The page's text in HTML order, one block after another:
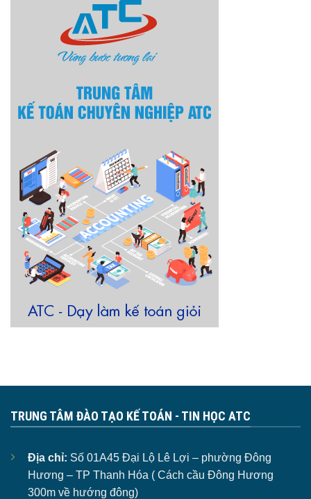
TRUNG TÂM ĐÀO TẠO KẾ TOÁN - TIN HỌC ATC
Địa chỉ: Số 01A45 Đại Lộ Lê Lợi – phường Đông
Hương – TP Thanh Hóa ( Cách cầu Đông Hương
300m về hướng đông)